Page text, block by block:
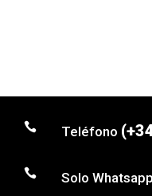
 Teléfono
 Solo Whatsapp